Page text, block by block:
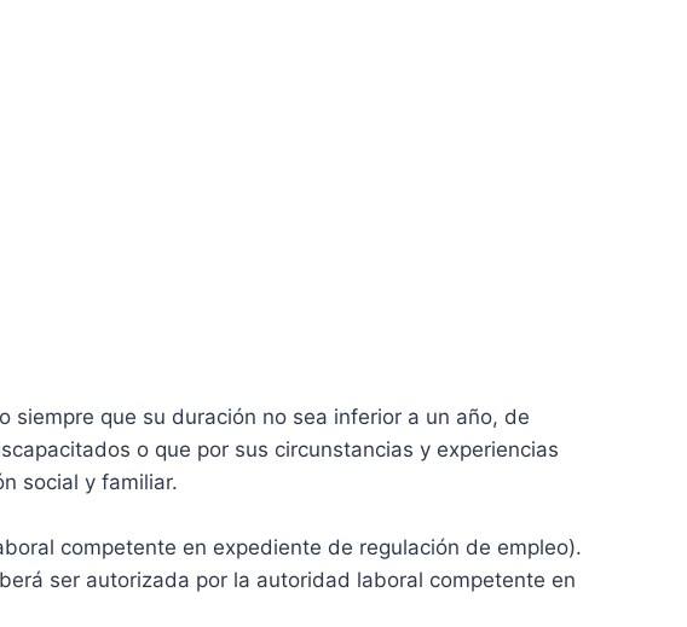
que su duración no sea inferior a un año, de
o que por sus circunstancias y experiencias
social y familiar.
competente en expediente de regulación de empleo).
ser autorizada por la autoridad laboral competente en